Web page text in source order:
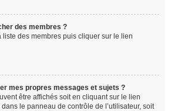
des membres ?
des membres puis cliquer sur le lien
mes propres messages et sujets ?
être affichés soit en cliquant sur le lien
le panneau de contrôle de l’utilisateur, soit